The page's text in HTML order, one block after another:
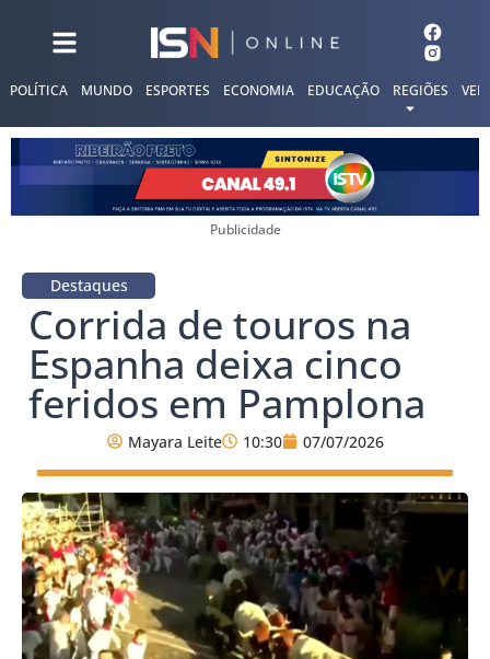
POLÍTICA MUNDO ESPORTES ECONOMIA EDUCAÇÃO REGIÕES
Publicidade
Destaques
Corrida de touros na
Espanha deixa cinco
feridos em Pamplona
Mayara Leite 10:30 07/07/2026